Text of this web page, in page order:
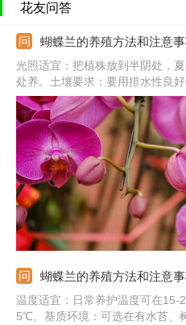
花友问答
蝴蝶兰的养殖方法和注意
光照适宜：把植株放到半阴处，
处养。土壤要求：要用排水性良
持透气性。水肥合理：春夏两季
季每周施肥一次。注意事项：在
加磷钾促进其开花。
蝴蝶兰的养殖方法和注意
温度适宜：日常养护温度可在
5℃。基质环境：可选在有水苔、